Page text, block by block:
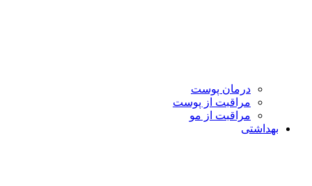
درمان پوست
مراقبت از پوست
مراقبت از مو
بهداشتی